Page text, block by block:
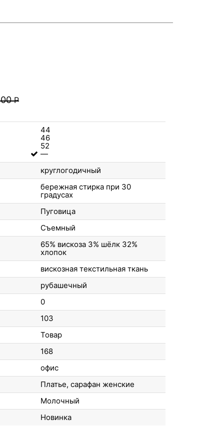
Р
44
46
52
—
круглогодичный
бережная стирка при 30
градусах
Пуговица
Съемный
65% вискоза 3% шёлк 32%
хлопок
вискозная текстильная ткань
рубашечный
0
103
Товар
168
офис
Платье, сарафан женские
Молочный
Новинка